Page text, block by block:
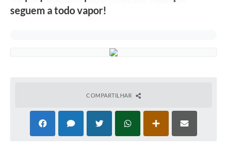
seguem a todo vapor!
COMPARTILHAR